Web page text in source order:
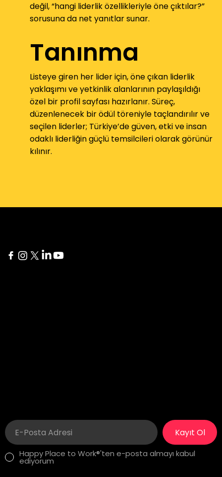
değil, “hangi liderlik özellikleriyle öne çıktılar?”
sorusuna da net yanıtlar sunar.
Tanınma
Listeye giren her lider için, öne çıkan liderlik
yaklaşımı ve yetkinlik alanlarının paylaşıldığı
özel bir profil sayfası hazırlanır. Süreç,
düzenlenecek bir ödül töreniyle taçlandırılır ve
seçilen liderler; Türkiye’de güven, etki ve insan
odaklı liderliğin güçlü temsilcileri olarak görünür
kılınır.
Happy Place to Work®'ten e-posta almayı kabul
ediyorum
Kayıt Ol